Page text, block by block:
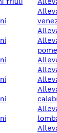
allevamento cani friuli-
allevamento cani
allevamento cani reggio
allevamento cani